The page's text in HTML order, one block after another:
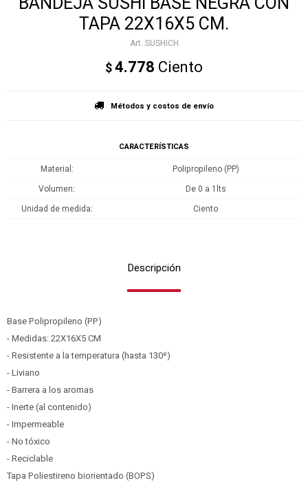
TAPA 22X16X5 CM.
SUSHICH
$4.778 Ciento
Métodos y costos de envío
CARACTERÍSTICAS
Material
Polipropileno (PP)
Volumen
De 0 a 1lts
Unidad de medida
Ciento
Descripción
Base Polipropileno (PP)
- Medidas: 22X16X5 CM
- Resistente a la temperatura (hasta 130º)
- Liviano
- Barrera a los aromas
- Inerte (al contenido)
- Impermeable
- No tóxico
- Reciclable
Tapa Poliestireno biorientado (BOPS)